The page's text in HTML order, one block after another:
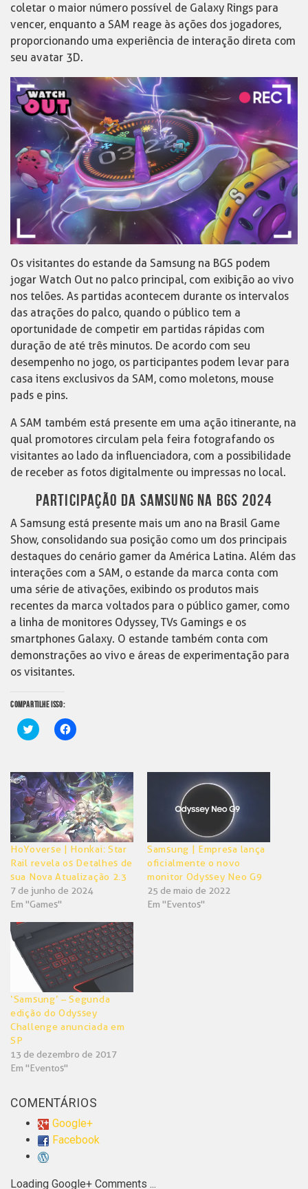
coletar o maior número possível de Galaxy Rings para
vencer, enquanto a SAM reage às ações dos jogadores,
proporcionando uma experiência de interação direta com
seu avatar 3D.
Os visitantes do estande da Samsung na BGS podem
jogar Watch Out no palco principal, com exibição ao vivo
nos telões. As partidas acontecem durante os intervalos
das atrações do palco, quando o público tem a
oportunidade de competir em partidas rápidas com
duração de até três minutos. De acordo com seu
desempenho no jogo, os participantes podem levar para
casa itens exclusivos da SAM, como moletons, mouse
pads e pins.
A SAM também está presente em uma ação itinerante, na
qual promotores circulam pela feira fotografando os
visitantes ao lado da influenciadora, com a possibilidade
de receber as fotos digitalmente ou impressas no local.
PARTICIPAÇÃO DA SAMSUNG NA BGS 2024
A Samsung está presente mais um ano na Brasil Game
Show, consolidando sua posição como um dos principais
destaques do cenário gamer da América Latina. Além das
interações com a SAM, o estande da marca conta com
uma série de ativações, exibindo os produtos mais
recentes da marca voltados para o público gamer, como
a linha de monitores Odyssey, TVs Gamings e os
smartphones Galaxy. O estande também conta com
demonstrações ao vivo e áreas de experimentação para
os visitantes.
COMPARTILHE ISSO:
Clique
para
em
nova
janela)
Clique
para
em
nova
janela)
HoYoverse | Honkai: Star
Rail revela os Detalhes de
sua Nova Atualização 2.3
7 de junho de 2024
Em "Games"
Samsung | Empresa lança
oficialmente o novo
monitor Odyssey Neo G9
25 de maio de 2022
Em "Eventos"
‘Samsung’ – Segunda
edição do Odyssey
Challenge anunciada em
SP
13 de dezembro de 2017
Em "Eventos"
COMENTÁRIOS
Google+
Facebook
Loading Google+ Comments ...